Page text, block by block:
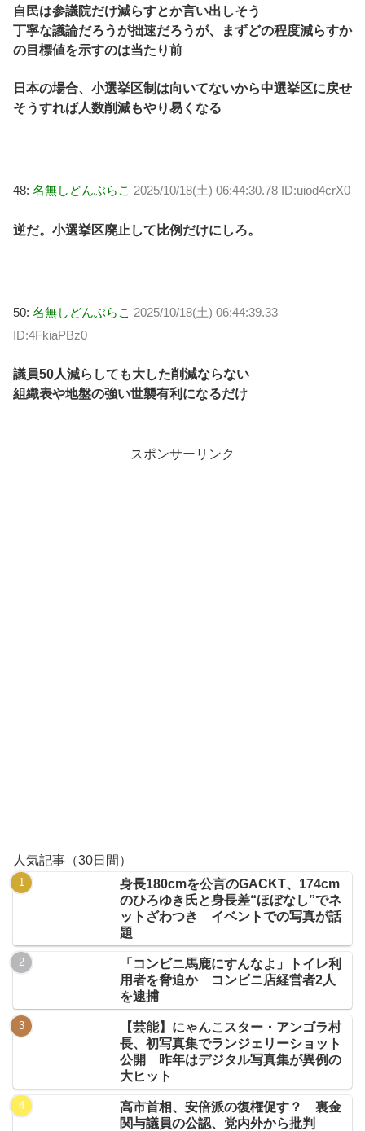
自民は参議院だけ減らすとか言い出しそう
丁寧な議論だろうが拙速だろうが、まずどの程度減らすか
の目標値を示すのは当たり前
日本の場合、小選挙区制は向いてないから中選挙区に戻せ
そうすれば人数削減もやり易くなる
48: 名無しどんぶらこ 2025/10/18(土) 06:44:30.78 ID:uiod4crX0
逆だ。小選挙区廃止して比例だけにしろ。
50: 名無しどんぶらこ 2025/10/18(土) 06:44:39.33
ID:4FkiaPBz0
議員50人減らしても大した削減ならない
組織表や地盤の強い世襲有利になるだけ
スポンサーリンク
人気記事（30日間）
身長180cmを公言のGACKT、174cm
のひろゆき氏と身長差“ほぼなし”でネ
ットざわつき イベントでの写真が話
題
「コンビニ馬鹿にすんなよ」トイレ利
用者を脅迫か コンビニ店経営者2人
を逮捕
【芸能】にゃんこスター・アンゴラ村
長、初写真集でランジェリーショット
公開 昨年はデジタル写真集が異例の
大ヒット
高市首相、安倍派の復権促す？ 裏金
関与議員の公認、党内外から批判